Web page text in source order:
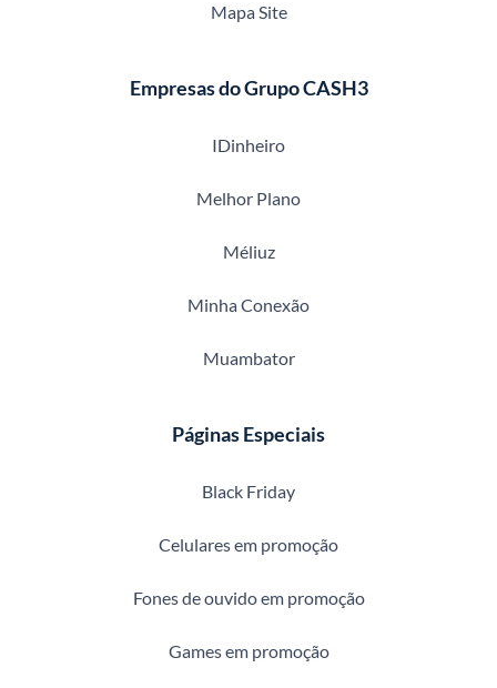
Mapa Site
Empresas do Grupo CASH3
IDinheiro
Melhor Plano
Méliuz
Minha Conexão
Muambator
Páginas Especiais
Black Friday
Celulares em promoção
Fones de ouvido em promoção
Games em promoção